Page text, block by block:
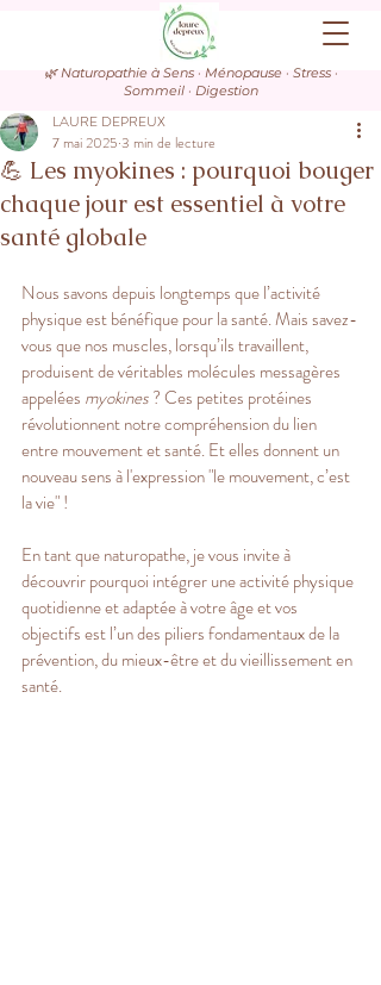
🌿 Naturopathie à Sens · Ménopause · Stress ·
Sommeil · Digestion
💪 Les myokines : pourquoi bouger
chaque jour est essentiel à votre
santé globale
LAURE DEPREUX
7 mai 2025 3 min de lecture
Nous savons depuis longtemps que l’activité
physique est bénéfique pour la santé. Mais savez-
vous que nos muscles, lorsqu’ils travaillent,
produisent de véritables molécules messagères
appelées myokines ? Ces petites protéines
révolutionnent notre compréhension du lien
entre mouvement et santé. Et elles donnent un
nouveau sens à l'expression "le mouvement, c’est
la vie" !
En tant que naturopathe, je vous invite à
découvrir pourquoi intégrer une activité physique
quotidienne et adaptée à votre âge et vos
objectifs est l’un des piliers fondamentaux de la
prévention, du mieux-être et du vieillissement en
santé.